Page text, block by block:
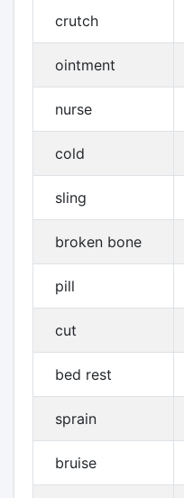
crutch
ointment
nurse
cold
sling
broken bone
pill
cut
bed rest
sprain
bruise